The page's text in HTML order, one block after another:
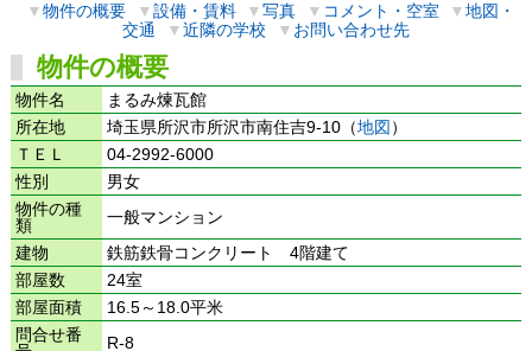
▼物件の概要 ▼設備・賃料 ▼写真 ▼ コメント・空室 ▼地図・
交通
▼近隣の学校 ▼ お問い合わせ先
物件の概要
物件名
まるみ煉瓦館
所在地
埼玉県所沢市所沢市南住吉9-10（地図 ）
ＴＥＬ
04-2992-6000
性別
男女
物件の種
類
一般マンション
建物
鉄筋鉄骨コンクリート 4階建て
部屋数
24室
部屋面積
16.5～18.0平米
問合せ番
R-8